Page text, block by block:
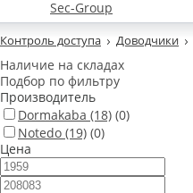
Контроль доступа Доводчики
Наличие на складах
Подбор по фильтру
Производитель
Dormakaba (18) (0)
Notedo (19) (0)
Цена